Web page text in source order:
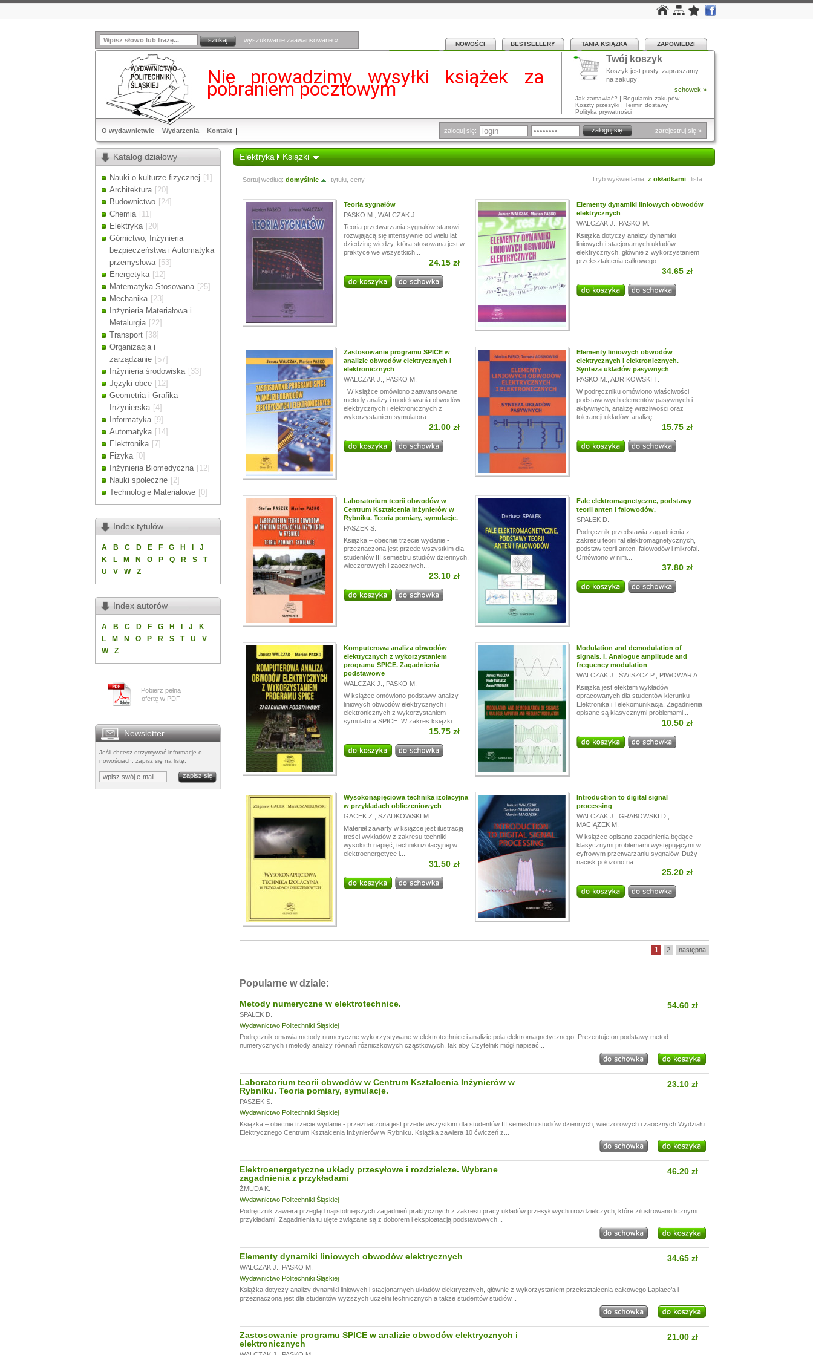
wyszukiwanie zaawansowane »
NOWOŚCI BESTSELLERY TANIA KSIĄŻKA ZAPOWIEDZI
Nie prowadzimy wysyłki książek za
pobraniem pocztowym
Drodzy Klienci!
24.07,
zamówienia mogą być realizowane z opóźnieniem.
Dziękujemy za wyrozumiałość.
Twój koszyk
Koszyk jest pusty, zapraszamy
na zakupy!
schowek »
Jak zamawiać? | Regulamin zakupów
Koszty przesyłki | Termin dostawy
Polityka prywatności
O wydawnictwie Wydarzenia Kontakt zaloguj się: zarejestruj się »
Katalog działowy
Nauki o kulturze fizycznej [1]
Architektura [20]
Budownictwo [24]
Chemia [11]
Elektryka [20]
Górnictwo, Inżynieria
bezpieczeństwa i Automatyka
przemysłowa [53]
Energetyka [12]
Matematyka Stosowana [25]
Mechanika [23]
Inżynieria Materiałowa i
Metalurgia [22]
Transport [38]
Organizacja i
zarządzanie [57]
Inżynieria środowiska [33]
Języki obce [12]
Geometria i Grafika
Inżynierska [4]
Informatyka [9]
Automatyka [14]
Elektronika [7]
Fizyka [0]
Inżynieria Biomedyczna [12]
Nauki społeczne [2]
Technologie Materiałowe [0]
Index tytułów
A B C D E F G H
J
K
L M N O P Q R S
T
U
V W Z
Index autorów
A B C D F G H J
K
L
M N O P R S T U
V
W
Z
Pobierz pełną
ofertę w PDF
Newsletter
Jeśli chcesz otrzymywać informacje o
nowościach, zapisz się na listę:
Elektryka Książki
Sortuj według: domyślnie tytułu, ceny Tryb wyświetlania: z okładkami lista
Teoria sygnałów
PASKO M.
WALCZAK J.
Teoria przetwarzania sygnałów stanowi
rozwijającą się intensywnie od wielu lat
dziedzinę wiedzy, która stosowana jest w
praktyce we wszystkich...
24.15 zł
Elementy dynamiki liniowych obwodów
elektrycznych
WALCZAK J.
PASKO M.
Książka dotyczy analizy dynamiki
liniowych i stacjonarnych układów
elektrycznych, głównie z wykorzystaniem
przekształcenia całkowego...
34.65 zł
Zastosowanie programu SPICE w
analizie obwodów elektrycznych i
elektronicznych
WALCZAK J.
PASKO M.
W książce omówiono zaawansowane
metody analizy i modelowania obwodów
elektrycznych i elektronicznych z
wykorzystaniem symulatora...
21.00 zł
Elementy liniowych obwodów
elektrycznych i elektronicznych.
Synteza układów pasywnych
PASKO M.
ADRIKOWSKI T.
W podręczniku omówiono właściwości
podstawowych elementów pasywnych i
aktywnych, analizę wrażliwości oraz
tolerancji układów, analizę...
15.75 zł
Laboratorium teorii obwodów w
Centrum Kształcenia Inżynierów w
Rybniku. Teoria pomiary, symulacje.
PASZEK S.
Książka – obecnie trzecie wydanie -
przeznaczona jest przede wszystkim dla
studentów III semestru studiów dziennych,
wieczorowych i zaocznych...
23.10 zł
Fale elektromagnetyczne, podstawy
teorii anten i falowodów.
SPAŁEK D.
Podręcznik przedstawia zagadnienia z
zakresu teorii fal elektromagnetycznych,
podstaw teorii anten, falowodów i mikrofal.
Omówiono w nim...
37.80 zł
Komputerowa analiza obwodów
elektrycznych z wykorzystaniem
programu SPICE. Zagadnienia
podstawowe
WALCZAK J.
PASKO M.
W książce omówiono podstawy analizy
liniowych obwodów elektrycznych i
elektronicznych z wykorzystaniem
symulatora SPICE. W zakres książki...
15.75 zł
Modulation and demodulation of
signals. I. Analogue amplitude and
frequency modulation
WALCZAK J.
ŚWISZCZ P.
PIWOWAR A.
Książka jest efektem wykładów
opracowanych dla studentów kierunku
Elektronika i Telekomunikacja, Zagadnienia
opisane są klasycznymi problemami...
10.50 zł
Wysokonapięciowa technika izolacyjna
w przykładach obliczeniowych
GACEK Z.
SZADKOWSKI M.
Materiał zawarty w książce jest ilustracją
treści wykładów z zakresu techniki
wysokich napięć, techniki izolacyjnej w
elektroenergetyce i...
31.50 zł
Introduction to digital signal
processing
WALCZAK J.
GRABOWSKI D.
MACIĄŻEK M.
W książce opisano zagadnienia będące
klasycznymi problemami występującymi w
cyfrowym przetwarzaniu sygnałów. Duży
nacisk położono na...
25.20 zł
1 2 następna
Popularne w dziale:
Metody numeryczne w elektrotechnice.
SPAŁEK D.
Wydawnictwo Politechniki Śląskiej
54.60 zł
Podręcznik omawia metody numeryczne wykorzystywane w elektrotechnice i analizie pola elektromagnetycznego. Prezentuje on podstawy metod
numerycznych i metody analizy równań różniczkowych cząstkowych, tak aby Czytelnik mógł napisać...
Laboratorium teorii obwodów w Centrum Kształcenia Inżynierów w
Rybniku. Teoria pomiary, symulacje.
PASZEK S.
Wydawnictwo Politechniki Śląskiej
23.10 zł
Książka – obecnie trzecie wydanie - przeznaczona jest przede wszystkim dla studentów III semestru studiów dziennych, wieczorowych i zaocznych Wydziału
Elektrycznego Centrum Kształcenia Inżynierów w Rybniku. Książka zawiera 10 ćwiczeń z...
Elektroenergetyczne układy przesyłowe i rozdzielcze. Wybrane
zagadnienia z przykładami
ŻMUDA K.
Wydawnictwo Politechniki Śląskiej
46.20 zł
Podręcznik zawiera przegląd najistotniejszych zagadnień praktycznych z zakresu pracy układów przesyłowych i rozdzielczych, które zilustrowano licznymi
przykładami. Zagadnienia tu ujęte związane są z doborem i eksploatacją podstawowych...
Elementy dynamiki liniowych obwodów elektrycznych
WALCZAK J.
PASKO M.
Wydawnictwo Politechniki Śląskiej
34.65 zł
Książka dotyczy analizy dynamiki liniowych i stacjonarnych układów elektrycznych, głównie z wykorzystaniem przekształcenia całkowego Laplace’a i
przeznaczona jest dla studentów wyższych uczelni technicznych a także studentów studiów...
Zastosowanie programu SPICE w analizie obwodów elektrycznych i
elektronicznych
21.00 zł